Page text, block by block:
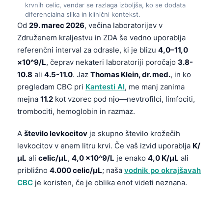
krvnih celic, vendar se razlaga izboljša, ko se dodata
diferencialna slika in klinični kontekst.
Od 29. marec 2026, večina laboratorijev v
Združenem kraljestvu in ZDA še vedno uporablja
referenčni interval za odrasle, ki je blizu 4,0–11,0
×10^9/L, čeprav nekateri laboratoriji poročajo 3.8-
10.8 ali 4.5-11.0. Jaz Thomas Klein, dr. med., in ko
pregledam CBC pri Kantesti AI, me manj zanima
mejna 11.2 kot vzorec pod njo—nevtrofilci, limfociti,
trombociti, hemoglobin in razmaz.
A število levkocitov je skupno število krožečih
levkocitov v enem litru krvi. Če vaš izvid uporablja K/
µL ali celic/µL, 4,0 ×10^9/L je enako 4,0 K/µL ali
približno 4.000 celic/µL; naša vodnik po okrajšavah
CBC je koristen, če je oblika enot videti neznana.